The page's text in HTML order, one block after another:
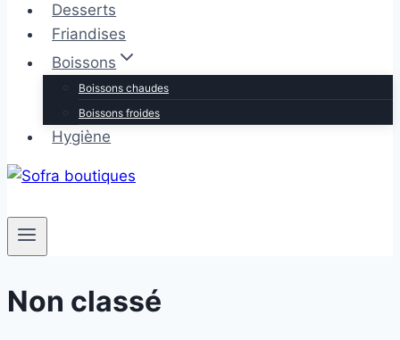
Desserts
Friandises
Boissons
Boissons chaudes
Boissons froides
Hygiène
Non classé